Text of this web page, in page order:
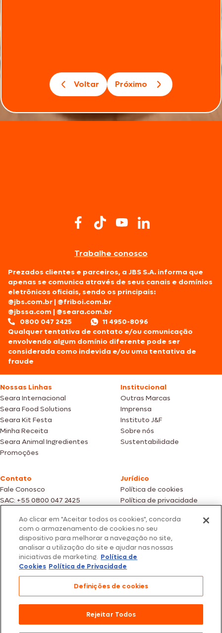
Voltar Próximo
Trabalhe conosco
Prezados clientes e parceiros, a JBS S.A. informa que
apenas se comunica através de seus canais e domínios
eletrônicos oficiais, sendo os principais:
@jbs.com.br |@friboi.com.br
@jbssa.com |@seara.com.br
0800 047 2425
11 4950-8096
Qualquer tentativa de contato e/ou comunicação
envolvendo algum domínio diferente pode ser
considerada como indevida e/ou uma tentativa de
fraude
Nossas Linhas
Seara Internacional
Seara Food Solutions
Seara Kit Festa
Minha Receita
Seara Animal Ingredientes
Promoções
Institucional
Outras Marcas
Imprensa
Instituto J&F
Sobre nós
Sustentabilidade
Contato
Fale Conosco
SAC: +55 0800 047 2425
Jurídico
Política de cookies
Política de privacidade
Fotos meramente ilustrativas | Ofertas válidas enquanto durarem os
estoques dos nossos parceiros | Vendas sujeitas a análise e confirmação
de dados.
Os preços, promoções e condições de pagamento são válidos
exclusivamente para compras efetuadas em nossos parceiros.
Todos os produtos estão sujeitos a disponibilidade de estoque.
São Paulo/SP – CEP 05.118-100
© 2026 Seara. Todos os direitos reservados
Ao clicar em "Aceitar todos os cookies", concorda
com o armazenamento de cookies no seu
dispositivo para melhorar a navegação no site,
analisar a utilização do site e ajudar nas nossas
iniciativas de marketing. Política de
Cookies Política de Privacidade
Definições de cookies
Rejeitar Todos